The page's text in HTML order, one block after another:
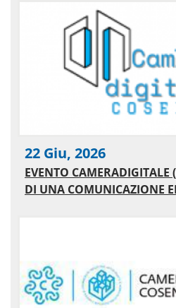
22 Giu, 2026
EVENTO CAMERADIGITALE
DI UNA COMUNICAZIONE